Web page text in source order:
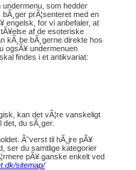
undermenu, som hedder
prÃ¦senteret med en
engelsk, for vi anbefaler, at
af de esoteriske
kÃ¸be bÃ¸gerne direkte hos
ogsÃ¥ undermenuen
findes i et antikvariat:
kan det vÃ¦re vanskeligt
du sÃ¸ger.
Ã˜verst til hÃ¸jre pÃ¥
ser du samtlige kategorier
pÃ¥ ganske enkelt ved
sitemap/